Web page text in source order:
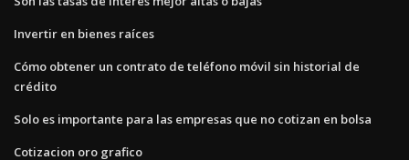
Invertir en bienes raíces
Cómo obtener un contrato de teléfono móvil sin historial de
crédito
Solo es importante para las empresas que no cotizan en bolsa
Cotizacion oro grafico